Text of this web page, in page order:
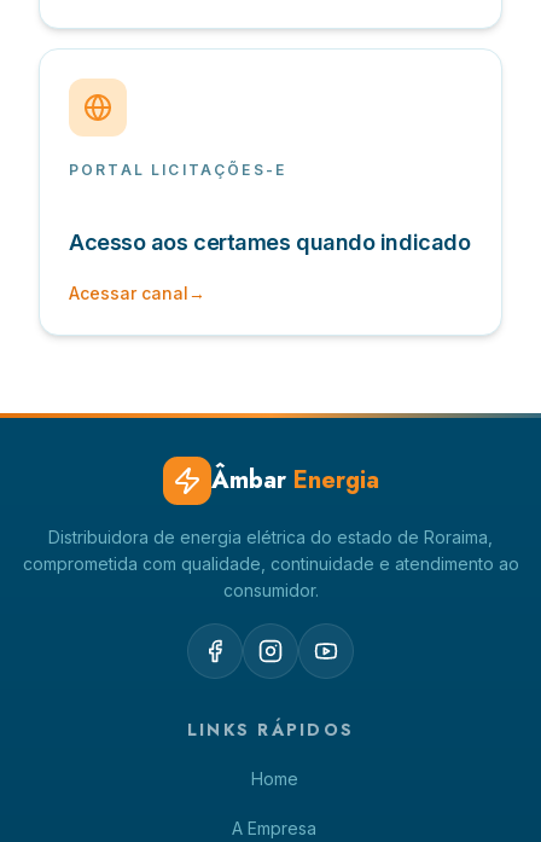
PORTAL LICITAÇÕES-E
Acesso aos certames quando indicado
Acessar canal→
Âmbar Energia
Distribuidora de energia elétrica do estado de Roraima,
comprometida com qualidade, continuidade e atendimento ao
consumidor.
LINKS RÁPIDOS
Home
A Empresa